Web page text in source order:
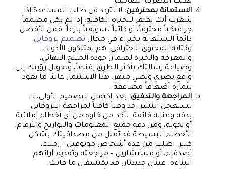
لغتك البصرية الصامتة.
الاستعانة بمحترفين: لا تتردد في طلب المساعدة إذا
شعرت أنك تفتقر للخبرة الكافية. إذا لم تكن مصمماً
جرافيكياً محترفاً، أو كاتباً تسويقياً بارعاً، فمن الأفضل
دائماً الاستعانة بخبراء في مجال تصميم بروفايل
وكتابة المحتوى الاحترافي. هم يمتلكون الأدوات
والمعرفة والخبرة لضمان جودة المنتج النهائي،
وصياغة رسالتك بأكثر الطرق إقناعاً، وتحويل رؤيتك إلى
واقع بصري ونصي مبهر. هذا الاستثمار غالبًا ما يعود
بثماره أضعافاً مضاعفة.
المراجعة والتدقيق: بعد اكتمال التصميم الأولي، لا
تستعجل النشر. خذ وقتاً كافياً لمراجعة البروفايل
بدقة وعناية فائقة. تأكد من خلوه من أي أخطاء إملائية
أو نحوية، ومن دقة جميع المعلومات والتواريخ والأرقام.
الأخطاء البسيطة قد تقلل من مصداقيتك بشكل
كبير. اطلب من عدة أشخاص موثوقين – زملاء،
أصدقاء، أو مستشارين – مراجعته وتقديم آرائهم
البناءة. عينان جديدتان قد تكتشفان ما فاتك.